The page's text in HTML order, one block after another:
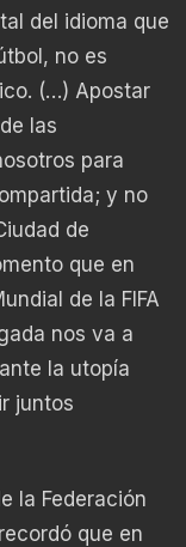
del idioma que
no es
(…) Apostar
las
para
y no
de
que en
de la FIFA
nos va a
la utopía
juntos
la Federación
que en